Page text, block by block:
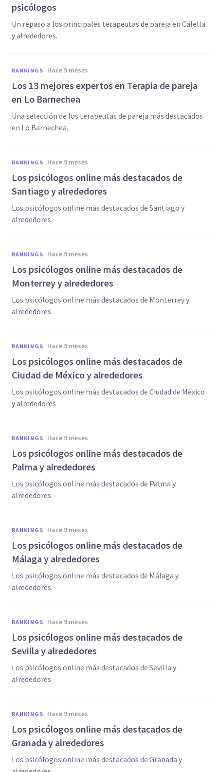
psicólogos
Un repaso a los principales terapeutas de pareja en Calella
y alrededores.
RANKINGS hace 9 meses
Los 13 mejores expertos en Terapia de pareja
en Lo Barnechea
Una selección de los terapeutas de pareja más destacados
en Lo Barnechea.
RANKINGS hace 9 meses
Los psicólogos online más destacados de
Santiago y alrededores
Los psicólogos online más destacados de Santiago y
alrededores
RANKINGS hace 9 meses
Los psicólogos online más destacados de
Monterrey y alrededores
Los psicólogos online más destacados de Monterrey y
alrededores
RANKINGS hace 9 meses
Los psicólogos online más destacados de
Ciudad de México y alrededores
Los psicólogos online más destacados de Ciudad de México
y alrededores
RANKINGS hace 9 meses
Los psicólogos online más destacados de
Palma y alrededores
Los psicólogos online más destacados de Palma y
alrededores
RANKINGS hace 9 meses
Los psicólogos online más destacados de
Málaga y alrededores
Los psicólogos online más destacados de Málaga y
alrededores
RANKINGS hace 9 meses
Los psicólogos online más destacados de
Sevilla y alrededores
Los psicólogos online más destacados de Sevilla y
alrededores
RANKINGS hace 9 meses
Los psicólogos online más destacados de
Granada y alrededores
Los psicólogos online más destacados de Granada y